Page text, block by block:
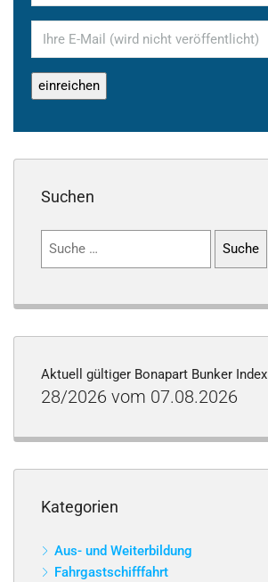
Suchen
Suchen
Aktuell gültiger Bonapart Bunker Index
28/2026 vom 07.08.2026
Kategorien
Aus- und Weiterbildung
Fahrgastschifffahrt